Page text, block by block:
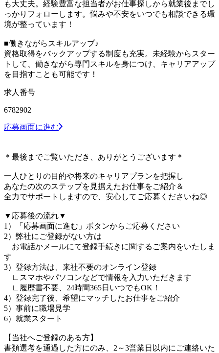
も大丈夫。経験豊富な担当者がお仕事探しから就業後までし
っかりフォローします。悩みや不安をいつでも相談できる環
境が整っています！
■働きながらスキルアップ♪
資格取得をバックアップする制度も充実。未経験からスター
トして、働きながら専門スキルを身につけ、キャリアアップ
を目指すことも可能です！
求人番号
6782902
応募画面に進む
＊最後までご覧いただき、ありがとうございます＊
一人ひとりの目的や将来のキャリアプランを把握し
あなたの次のステップを見据えたお仕事をご紹介＆
全力でサポートしますので、安心してご応募くださいね◎
▼応募後の流れ▼
1）「応募画面に進む」ボタンからご応募ください
2）弊社にご登録がない方は
お電話かメールにて登録手続きに関するご案内をいたしま
す
3）登録方法は、来社不要のオンライン登録
∟スマホやパソコンなどで情報を入力いただきます
∟履歴書不要、24時間365日いつでもOK！
4）登録完了後、希望にマッチしたお仕事をご紹介
5）事前に職場見学
6）就業スタート
【当社へご登録のある方】
書類選考を通過した方にのみ、2～3営業日以内にご連絡いた